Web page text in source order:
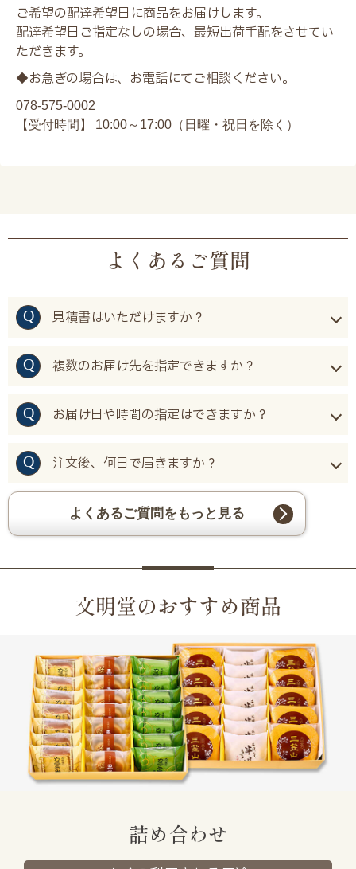
ご希望の配達希望日に商品をお届けします。
配達希望日ご指定なしの場合、最短出荷手配をさせてい
ただきます。
◆お急ぎの場合は、お電話にてご相談ください。
078-575-0002
【受付時間】 10:00～17:00（日曜・祝日を除く）
よくあるご質問
見積書はいただけますか？
複数のお届け先を指定できますか？
お届け日や時間の指定はできますか？
注文後、何日で届きますか？
よくあるご質問をもっと見る
文明堂のおすすめ商品
詰め合わせ